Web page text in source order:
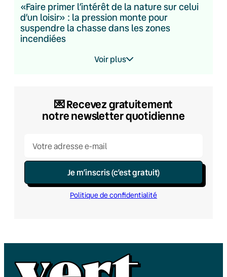
«Faire primer l’intérêt de la nature sur celui
d’un loisir» : la pression monte pour
suspendre la chasse dans les zones
incendiées
Voir plus
💌​ Recevez gratuitement
notre newsletter quotidienne
Je m’inscris (c’est gratuit)
Politique de confidentialité